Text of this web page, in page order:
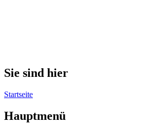
Sie sind hier
Startseite
Hauptmenü